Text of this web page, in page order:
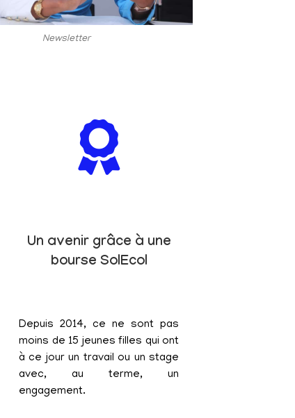
Newsletter
Un avenir grâce à une
bourse SolEcol
Depuis 2014, ce ne sont pas
moins de 15 jeunes filles qui ont
à ce jour un travail ou un stage
avec, au terme, un
engagement.